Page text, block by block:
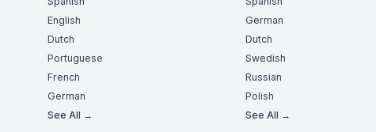
English
Dutch
Portuguese
French
German
See All →
German
Dutch
Swedish
Russian
Polish
See All →